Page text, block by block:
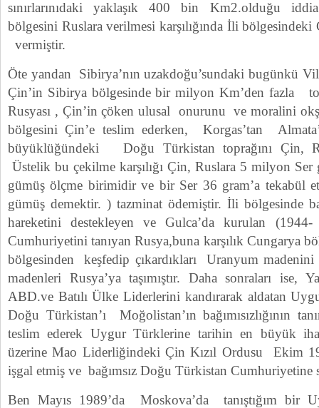
sınırlarınıdaki yaklaşık 400 bin Km2.olduğu
bölgesini Ruslara verilmesi karşılığında İli bölgesindeki
vermiştir.
Öte yandan Sibirya’nın uzakdoğu’sundaki bugünkü
Çin’in Sibirya bölgesinde bir milyon Km’den fazla
Rusyası , Çin’in çöken ulusal onurunu ve moralini
bölgesini Çin’e teslim ederken, Korgas’tan
büyüklüğündeki Doğu Türkistan toprağını Çin,
Üstelik bu çekilme karşılığı Çin, Ruslara 5 milyon Ser
gümüş ölçme birimidir ve bir Ser 36 gram’a tekabül
gümüş demektir. ) tazminat ödemiştir. İli bölgesinde
hareketini destekleyen ve Gulca’da kurulan
Cumhuriyetini tanıyan Rusya,buna karşılık
bölgesinden keşfedip çıkardıkları Uranyum
madenleri Rusya’ya taşımıştır. Daha sonraları ise,
ABD.ve Batılı Ülke Liderlerini kandırarak aldatan
Doğu Türkistan’ı Moğolistan’ın bağımısızlığının
teslim ederek Uygur Türklerine tarihin en büyük
üzerine Mao Liderliğindeki Çin Kızıl Ordusu Ekim
işgal etmiş ve bağımsız Doğu Türkistan Cumhuriyetine
Ben Mayıs 1989’da Moskova’da tanıştığım bir